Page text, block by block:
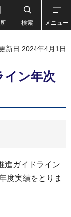
検索 メニュー
新日 2024年4月1日
イン年次
進ガイドライン
度実績をとりま